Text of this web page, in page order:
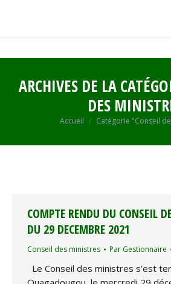
ARCHIVES DE LA
DES
Vous êtes ici :
Accueil Catégorie "Conseil
COMPTE RENDU DU CONSEIL
DU 29 DECEMBRE 2021
Conseil des ministres Par Gestionnaire
Le Conseil des ministres s’est